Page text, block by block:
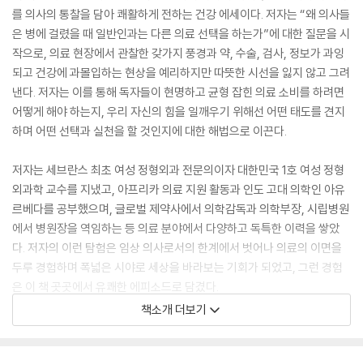
를 의사의 통찰을 담아 쾌활하게 전하는 건강 에세이다. 저자는 “왜 의사들
은 병에 걸렸을 때 일반인과는 다른 의료 선택을 하는가”에 대한 질문을 시
작으로, 의료 현장에서 관찰한 갖가지 풍경과 약, 수술, 검사, 정보가 과잉
되고 건강에 과몰입하는 현상을 예리하지만 따뜻한 시선을 잃지 않고 그려
낸다. 저자는 이를 통해 독자들이 현명하고 균형 잡힌 의료 소비를 하려면
어떻게 해야 하는지, 우리 자신의 힘을 일깨우기 위해선 어떤 태도를 견지
하며 어떤 선택과 실천을 할 것인지에 대한 해법으로 이끈다.
저자는 세브란스 최초 여성 정형외과 전문의이자 대한민국 1호 여성 정형
외과학 교수를 지냈고, 아프리카 의료 지원 활동과 인도 고대 의학인 아유
르베다를 공부했으며, 글로벌 제약사에서 의학감독과 의학부장, 시립병원
에서 병원장을 역임하는 등 의료 분야에서 다양하고 독특한 이력을 쌓았
다. 저자의 이런 탐험은 임상 의사로서의 한계에서 벗어나 의료의 이면을
두루 경험하며 폭넓은 시야로 세상을 바라보는 기회가 되었고, 그런 경험
은 이 책 곳곳에서 유쾌한 에피소드로 담겼다.
이 책은 어느 독자의 말처럼 “화려하지도 않고, 깊이 있고 특별한” 것은 없
책소개 더보기